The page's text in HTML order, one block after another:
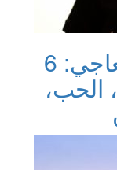
Marayana TV: سناء العاجي: 6
الحب،